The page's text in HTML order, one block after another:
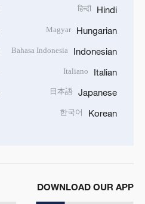
Hindi
हिन्दी
Hungarian
Magyar
Indonesian
Bahasa Indonesia
Italian
Italiano
Japanese
日本語
Korean
한국어
DOWNLOAD OUR APP